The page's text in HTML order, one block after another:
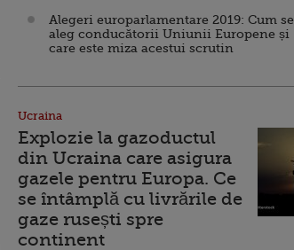
Alegeri europarlamentare 2019: Cum se
aleg conducătorii Uniunii Europene și
care este miza acestui scrutin
Ucraina
Explozie la gazoductul
din Ucraina care asigura
gazele pentru Europa. Ce
se întâmplă cu livrările de
gaze rusești spre
continent